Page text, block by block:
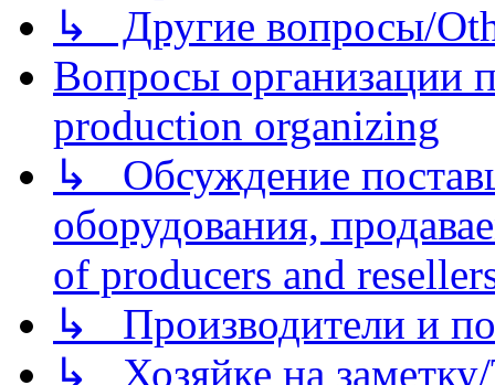
↳ Другие вопросы/
Вопросы организации
production organizing
↳ Обсуждение
оборудования,
of producers and
↳ Производители и
↳ Хозяйке на